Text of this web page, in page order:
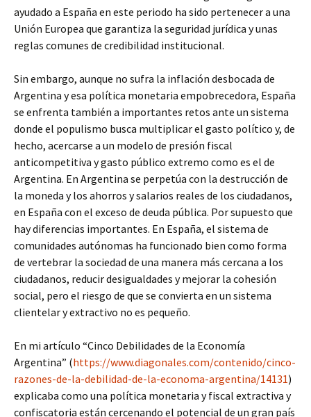
ayudado a España en este periodo ha sido pertenecer a una
Unión Europea que garantiza la seguridad jurídica y unas
reglas comunes de credibilidad institucional.
Sin embargo, aunque no sufra la inflación desbocada de
Argentina y esa política monetaria empobrecedora, España
se enfrenta también a importantes retos ante un sistema
donde el populismo busca multiplicar el gasto político y, de
hecho, acercarse a un modelo de presión fiscal
anticompetitiva y gasto público extremo como es el de
Argentina. En Argentina se perpetúa con la destrucción de
la moneda y los ahorros y salarios reales de los ciudadanos,
en España con el exceso de deuda pública. Por supuesto que
hay diferencias importantes. En España, el sistema de
comunidades autónomas ha funcionado bien como forma
de vertebrar la sociedad de una manera más cercana a los
ciudadanos, reducir desigualdades y mejorar la cohesión
social, pero el riesgo de que se convierta en un sistema
clientelar y extractivo no es pequeño.
En mi artículo “Cinco Debilidades de la Economía
Argentina” (https://www.diagonales.com/contenido/cinco-
razones-de-la-debilidad-de-la-economa-argentina/14131)
explicaba como una política monetaria y fiscal extractiva y
confiscatoria están cercenando el potencial de un gran país